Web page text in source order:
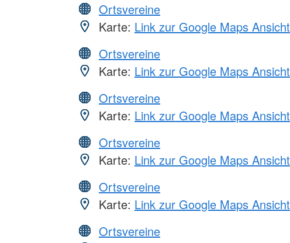
Ortsvereine
Karte: Link zur Google Maps Ansicht
Ortsvereine
Karte: Link zur Google Maps Ansicht
Ortsvereine
Karte: Link zur Google Maps Ansicht
Ortsvereine
Karte: Link zur Google Maps Ansicht
Ortsvereine
Karte: Link zur Google Maps Ansicht
Ortsvereine